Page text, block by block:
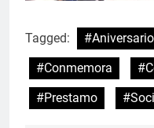
Tagged: #Aniversario
#Conmemora
#Prestamo